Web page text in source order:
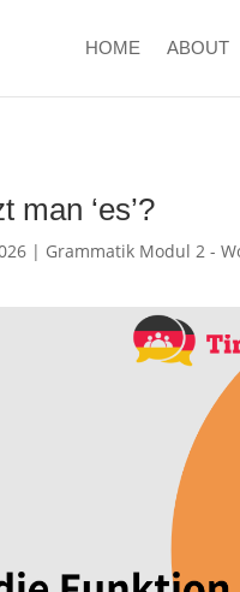
HOME ABOUT
man ‘es’?
| Grammatik Modul 2 -